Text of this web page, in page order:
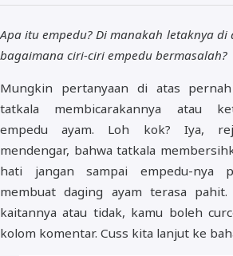
Apa itu empedu? Di manakah letaknya
bagaimana ciri-ciri empedu bermasalah?
Mungkin pertanyaan di atas
tatkala membicarakannya atau
empedu ayam. Loh kok? Iya,
mendengar, bahwa tatkala
hati jangan sampai empedu-nya
membuat daging ayam terasa
kaitannya atau tidak, kamu boleh
kolom komentar. Cuss kita lanjut ke